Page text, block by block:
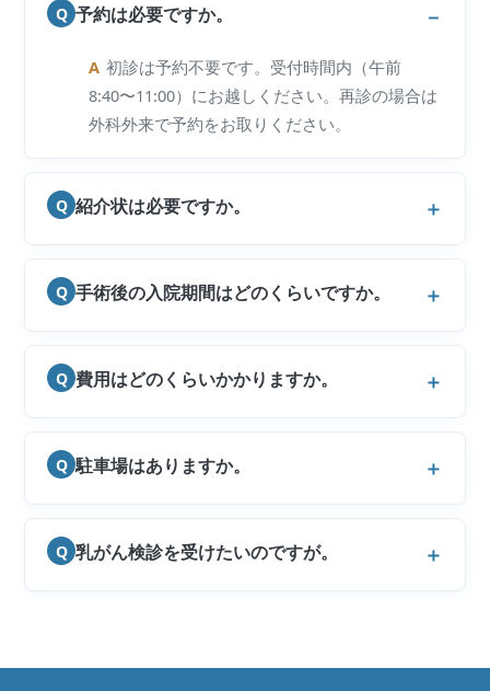
Q 予約は必要ですか。
A 初診は予約不要です。受付時間内（午前
8:40〜11:00）にお越しください。再診の場合は
外科外来で予約をお取りください。
Q 紹介状は必要ですか。
Q 手術後の入院期間はどのくらいですか。
Q 費用はどのくらいかかりますか。
Q 駐車場はありますか。
Q 乳がん検診を受けたいのですが。